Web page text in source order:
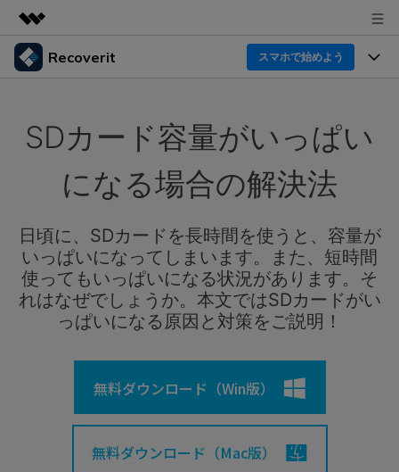
製品
概要
企業情報
プラン＆価格
サポート
Recoverit スマホで始めよう
Recoverit for Windows
Windowsデータ復元ならRecoverit！確実な復元技術と
スマホで始めよう
Recoverit for Mac
AI
Macの大切なデータを制限なく完全復元
スマホで始めよう
機能一覧
ドライブから復元
削除されたメディアを復元
独自の復元ソリューション 新着
ドキュメントを復元
データ復元事例
データ復元
外付けデバイス復元
パソコン復元
その他の復元
詳しくは
Recoveritとは
データ復元の専門家
カスタマーストーリー
人気内容
操作ガイド
search
スマホで始めよう
SDカード容量がいっぱい
になる場合の解決法
日頃に、SDカードを長時間を使うと、容量が
いっぱいになってしまいます。また、短時間
使ってもいっぱいになる状況があります。そ
れはなぜでしょうか。本文ではSDカードがい
っぱいになる原因と対策をご説明！
無料ダウンロード（Win版）
無料ダウンロード（Mac版）